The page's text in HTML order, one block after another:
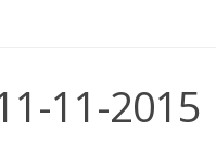
11-2015